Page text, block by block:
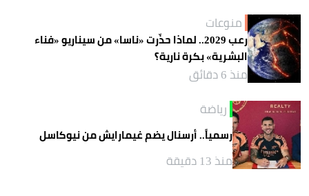
منوعات
رعب 2029.. لماذا حذّرت «ناسا» من سيناريو «فناء
البشرية» بكرة نارية؟
منذ 6 دقائق
رياضة
رسمياً.. أرسنال يضم غيمارايش من نيوكاسل
منذ 13 دقيقة